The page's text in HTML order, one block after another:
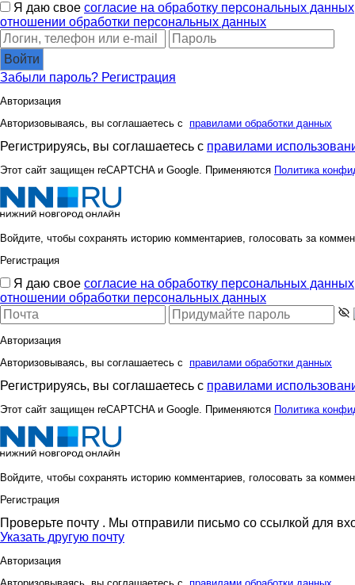
Я даю свое согласие на обработку персональных данных
отношении обработки персональных данных
Войти
Забыли пароль? Регистрация
Авторизация
Авторизовываясь, вы соглашаетесь с правилами обработки данных
Регистрируясь, вы соглашаетесь с правилами
Этот сайт защищен reCAPTCHA и Google. Применяются Политика
Войдите, чтобы сохранять историю комментариев, голосовать за
Регистрация
Я даю свое согласие на обработку персональных данных
отношении обработки персональных данных
Авторизация
Авторизовываясь, вы соглашаетесь с правилами обработки данных
Регистрируясь, вы соглашаетесь с правилами
Этот сайт защищен reCAPTCHA и Google. Применяются Политика
Войдите, чтобы сохранять историю комментариев, голосовать за
Регистрация
Проверьте почту . Мы отправили письмо со ссылкой для
Указать другую почту
Авторизация